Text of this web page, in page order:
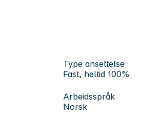
Type ansettelse
Fast, heltid 100%
Arbeidsspråk
Norsk